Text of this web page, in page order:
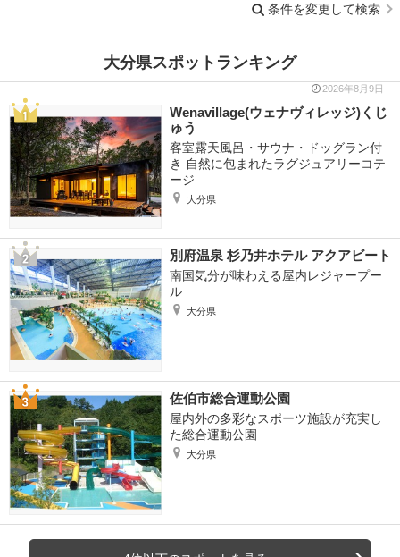
条件を変更して検索
大分県スポットランキング
2026年8月9日
Wenavillage(ウェナヴィレッジ)くじ
ゅう
客室露天風呂・サウナ・ドッグラン付
き 自然に包まれたラグジュアリーコテ
ージ
大分県
別府温泉 杉乃井ホテル アクアビート
南国気分が味わえる屋内レジャープー
ル
大分県
佐伯市総合運動公園
屋内外の多彩なスポーツ施設が充実し
た総合運動公園
大分県